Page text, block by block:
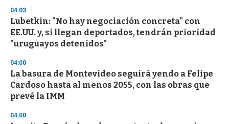
04:03
Lubetkin: "No hay negociación concreta" con
EE.UU. y, si llegan deportados, tendrán prioridad
"uruguayos detenidos"
04:00
La basura de Montevideo seguirá yendo a Felipe
Cardoso hasta al menos 2055, con las obras que
prevé la IMM
04:00